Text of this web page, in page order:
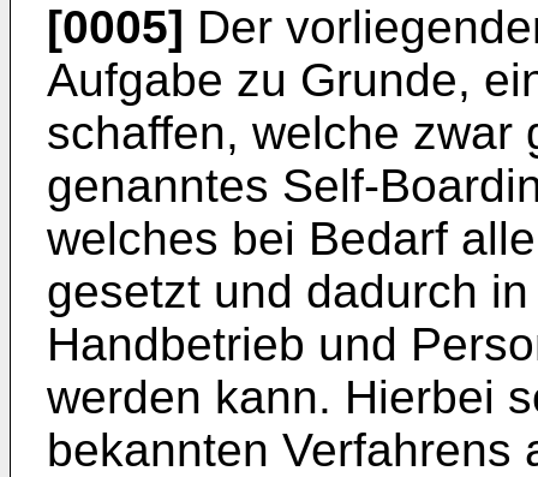
[0005] Der
Aufgabe zu Grunde,
schaffen, welche zwar
genanntes Self-
welches bei Bedarf
gesetzt und dadurch
Handbetrieb und
werden kann. Hierbei
bekannten Verfahrens